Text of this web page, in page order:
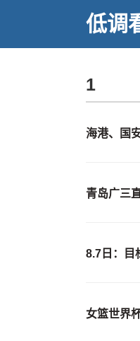
低调
1
海港、国
青岛广三
8.7日：目
女篮世界